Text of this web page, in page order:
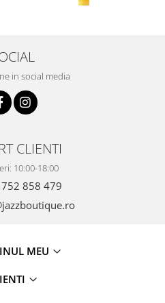
in social media
CLIENTI
10:00-18:00
858 479
MEU